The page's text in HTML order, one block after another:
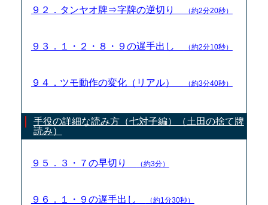
９２．タンヤオ牌⇒字牌の逆切り （約2分20秒）
９３．１・２・８・９の遅手出し （約2分10秒）
９４．ツモ動作の変化（リアル） （約3分40秒）
手役の詳細な読み方（七対子編）（土田の捨て牌
読み）
９５．３・７の早切り （約3分）
９６．１・９の遅手出し （約1分30秒）